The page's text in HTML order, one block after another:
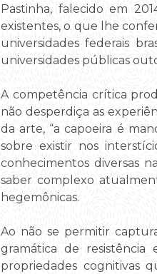
Pastinha, falecido em
existentes, o que lhe
universidades federais
universidades públicas
A competência crítica
não desperdiça as
da arte, “a capoeira é
sobre existir nos
conhecimentos diversas
saber complexo
hegemônicas.
Ao não se permitir
gramática de
propriedades cognitivas